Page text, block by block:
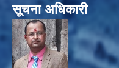
सूचना अधिकारी